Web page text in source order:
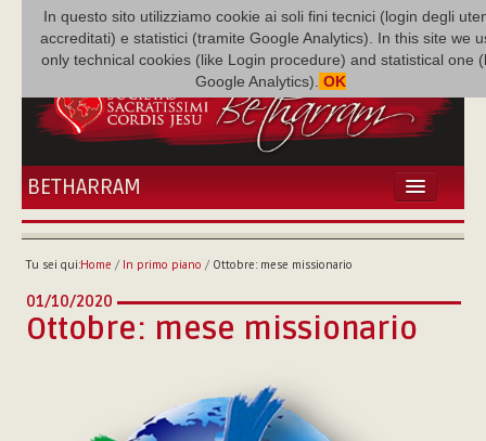
In questo sito utilizziamo cookie ai soli fini tecnici (login degli
accreditati) e statistici (tramite Google Analytics). In this site we
only technical cookies (like Login procedure) and statistical one
Google Analytics). OK
BETHARRAM
HOME
FAMIGLIA
MISSIONE
P. AUGUSTO ETCHECOPAR
Tu sei qui:Home / In primo piano / Ottobre: mese missionario
01/10/2020
Ottobre: mese missionario